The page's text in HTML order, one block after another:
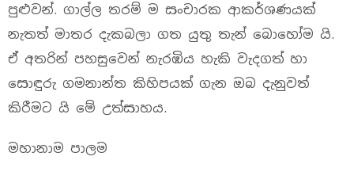
පුළුවන්. ගාල්ල තරම් ම සංචාරක ආකර්ශණයක්
නැතත් මාතර දැකබලා ගත යුතු තැන් බොහෝම යි.
ඒ අතරින් පහසුවෙන් නැරඹිය හැකි වැදගත් හා
සොඳුරු ගමනාන්ත කිහිපයක් ගැන ඔබ දැනුවත්
කිරීමට යි මේ උත්සාහය.
මහානාම පාලම